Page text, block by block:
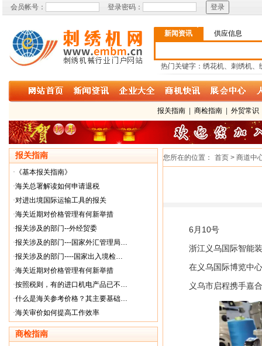
会员帐号： 登录密码：
新闻资讯 供应信息
热门关键字：绣花机、刺绣机、
报关指南 商检指南 外贸常识
报关指南
· 《基本报关指南》
·海关总署解读如何申请退税
·对进出境国际运输工具的报关
·海关近期对价格管理有何新举措
·报关涉及的部门--外经贸委
·报关涉及的部门---国家外汇管理局…
·报关涉及的部门----国家出入境检…
·海关近期对价格管理有何新举措
·按照税则，有的进口机电产品已不…
·什么是海关参考价格？其主要基础…
·海关审价如何提高工作效率
商检指南
您所在的位置： 首页 > 商道中
6月10号
浙江义乌国际智能
在义乌国际博览中
义乌市启程携手嘉